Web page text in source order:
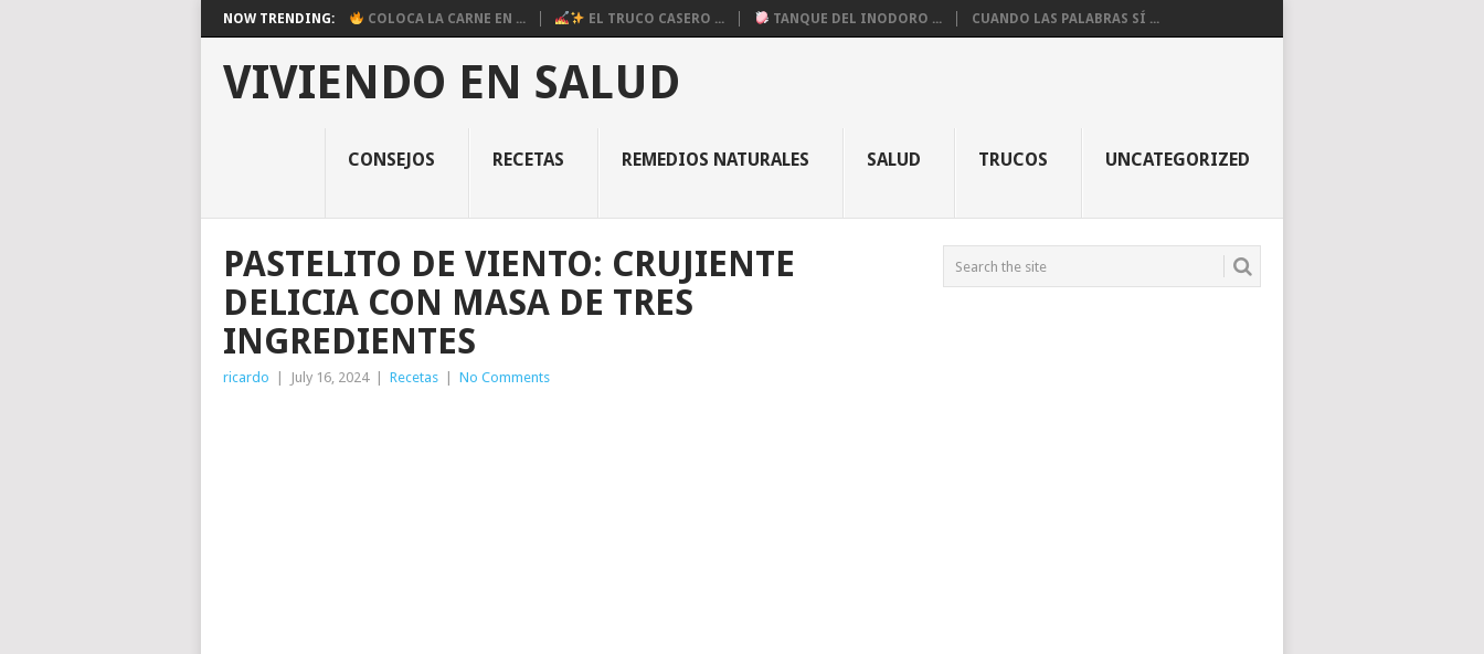
NOW TRENDING: COLOCA LA CARNE EN ... EL TRUCO CASERO ... TANQUE DEL INODORO ... CUANDO LAS PALABRAS SÍ ...
VIVIENDO EN SALUD
CONSEJOS RECETAS REMEDIOS NATURALES SALUD TRUCOS UNCATEGORIZED
PASTELITO DE VIENTO: CRUJIENTE
DELICIA CON MASA DE TRES
INGREDIENTES
ricardo July 16, 2024 Recetas No Comments